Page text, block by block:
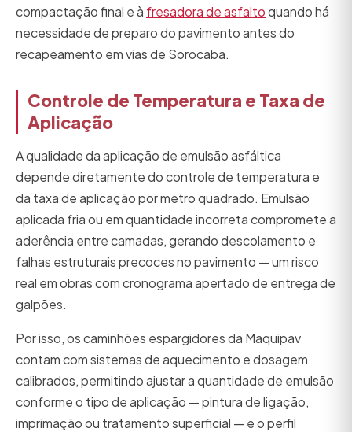
compactação final e à fresadora de asfaltoquando há
necessidade de preparo do pavimento antes do
recapeamento em vias de Sorocaba.
Controle de Temperatura e Taxa de
Aplicação
A qualidade da aplicação de emulsão asfáltica
depende diretamente do controle de temperatura e
da taxa de aplicação por metro quadrado. Emulsão
aplicada fria ou em quantidade incorreta compromete a
aderência entre camadas, gerando descolamento e
falhas estruturais precoces no pavimento — um risco
real em obras com cronograma apertado de entrega de
galpões.
Por isso, os caminhões espargidores da Maquipav
contam com sistemas de aquecimento e dosagem
calibrados, permitindo ajustar a quantidade de emulsão
conforme o tipo de aplicação — pintura de ligação,
imprimação ou tratamento superficial — e o perfil